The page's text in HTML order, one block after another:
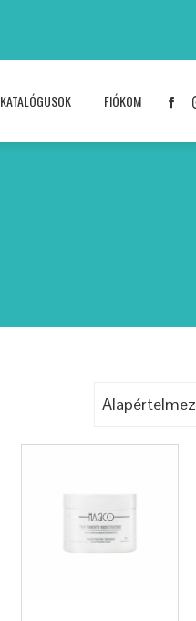
KATALÓGUSOK FIÓKOM